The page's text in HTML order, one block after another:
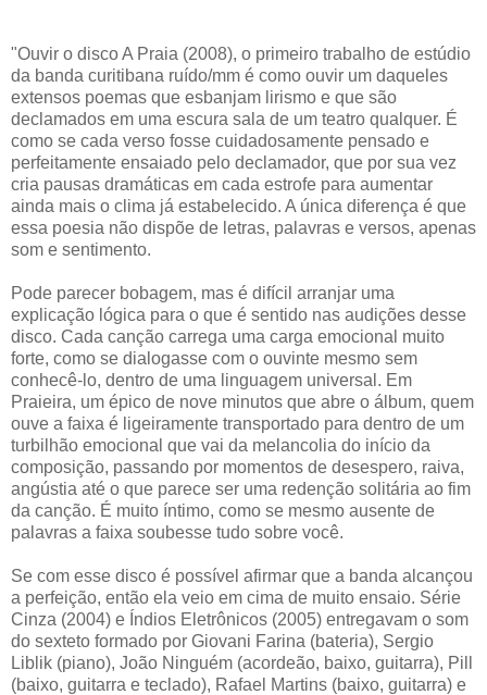
"Ouvir o disco A Praia (2008), o primeiro trabalho de estúdio
da banda curitibana ruído/mm é como ouvir um daqueles
extensos poemas que esbanjam lirismo e que são
declamados em uma escura sala de um teatro qualquer. É
como se cada verso fosse cuidadosamente pensado e
perfeitamente ensaiado pelo declamador, que por sua vez
cria pausas dramáticas em cada estrofe para aumentar
ainda mais o clima já estabelecido. A única diferença é que
essa poesia não dispõe de letras, palavras e versos, apenas
som e sentimento.
Pode parecer bobagem, mas é difícil arranjar uma
explicação lógica para o que é sentido nas audições desse
disco. Cada canção carrega uma carga emocional muito
forte, como se dialogasse com o ouvinte mesmo sem
conhecê-lo, dentro de uma linguagem universal. Em
Praieira, um épico de nove minutos que abre o álbum, quem
ouve a faixa é ligeiramente transportado para dentro de um
turbilhão emocional que vai da melancolia do início da
composição, passando por momentos de desespero, raiva,
angústia até o que parece ser uma redenção solitária ao fim
da canção. É muito íntimo, como se mesmo ausente de
palavras a faixa soubesse tudo sobre você.
Se com esse disco é possível afirmar que a banda alcançou
a perfeição, então ela veio em cima de muito ensaio. Série
Cinza (2004) e Índios Eletrônicos (2005) entregavam o som
do sexteto formado por Giovani Farina (bateria), Sergio
Liblik (piano), João Ninguém (acordeão, baixo, guitarra), Pill
(baixo, guitarra e teclado), Rafael Martins (baixo, guitarra) e